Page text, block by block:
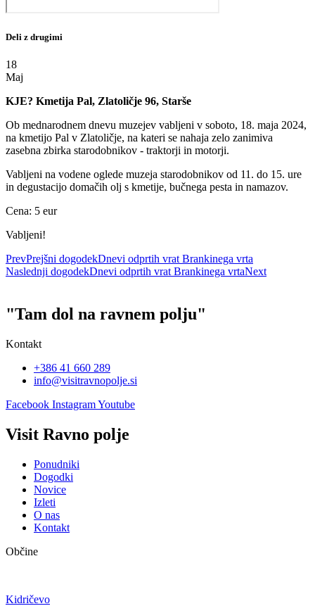
Deli z drugimi
18
Maj
KJE? Kmetija Pal, Zlatoličje 96, Starše
Ob mednarodnem dnevu muzejev vabljeni v soboto, 18. maja 2024,
na kmetijo Pal v Zlatoličje, na kateri se nahaja zelo zanimiva
zasebna zbirka starodobnikov - traktorji in motorji.
Vabljeni na vodene oglede muzeja starodobnikov od 11. do 15. ure
in degustacijo domačih olj s kmetije, bučnega pesta in namazov.
Cena: 5 eur
Vabljeni!
PrevPrejšni dogodekDnevi odprtih vrat Brankinega vrta
Naslednji dogodekDnevi odprtih vrat Brankinega vrtaNext
"Tam dol na ravnem polju"
Kontakt
+386 41 660 289
info@visitravnopolje.si
Facebook InstagramYoutube
Visit Ravno polje
Ponudniki
Dogodki
Novice
Izleti
O nas
Kontakt
Občine
Kidričevo